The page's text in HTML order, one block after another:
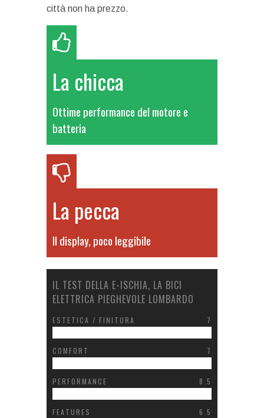
città non ha prezzo.
La chicca
Ottime performance del motore e
batteria
La pecca
Il display, poco leggibile
IL TEST DELLA E-ISCHIA, LA BICI
ELETTRICA PIEGHEVOLE LOMBARDO
ESTETICA / FINITURA 7
COMFORT 7
PERFORMANCE 8.5
FEATURES 6.5